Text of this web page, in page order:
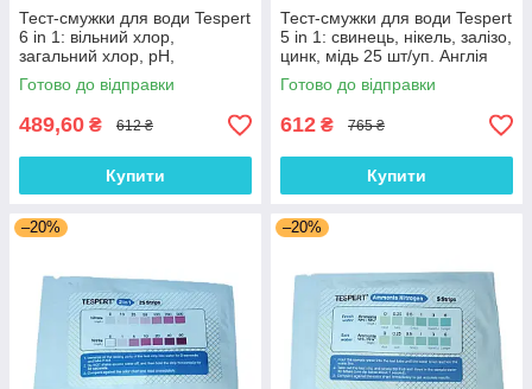
Тест-смужки для води Tespert
6 in 1: вільний хлор,
загальний хлор, рН,
жорсткість, лужність,
ціанурова кислота 25 шт/уп.
Готово до відправки
489,60 ₴ 612 ₴
Купити
Тест-смужки для води Tespert
5 in 1: свинець, нікель, залізо,
цинк, мідь 25 шт/уп. Англія
Готово до відправки
612 ₴ 765 ₴
Купити
–20% –20%